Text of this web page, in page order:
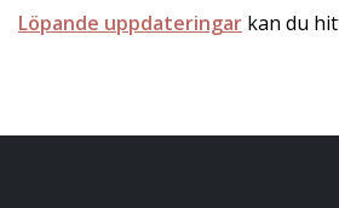
Löpande uppdateringar kan du